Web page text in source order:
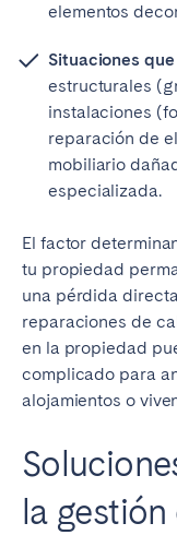
elementos
Situaciones
estructurales
instalaciones
reparación de
mobiliario
especializada.
El factor
tu propiedad
una pérdida
reparaciones de
en la propiedad
complicado para
alojamientos o
la